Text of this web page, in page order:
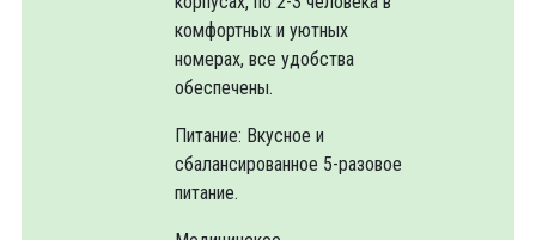
комфортных и уютных
номерах, все удобства
обеспечены.
Питание: Вкусное и
сбалансированное 5-разовое
питание.